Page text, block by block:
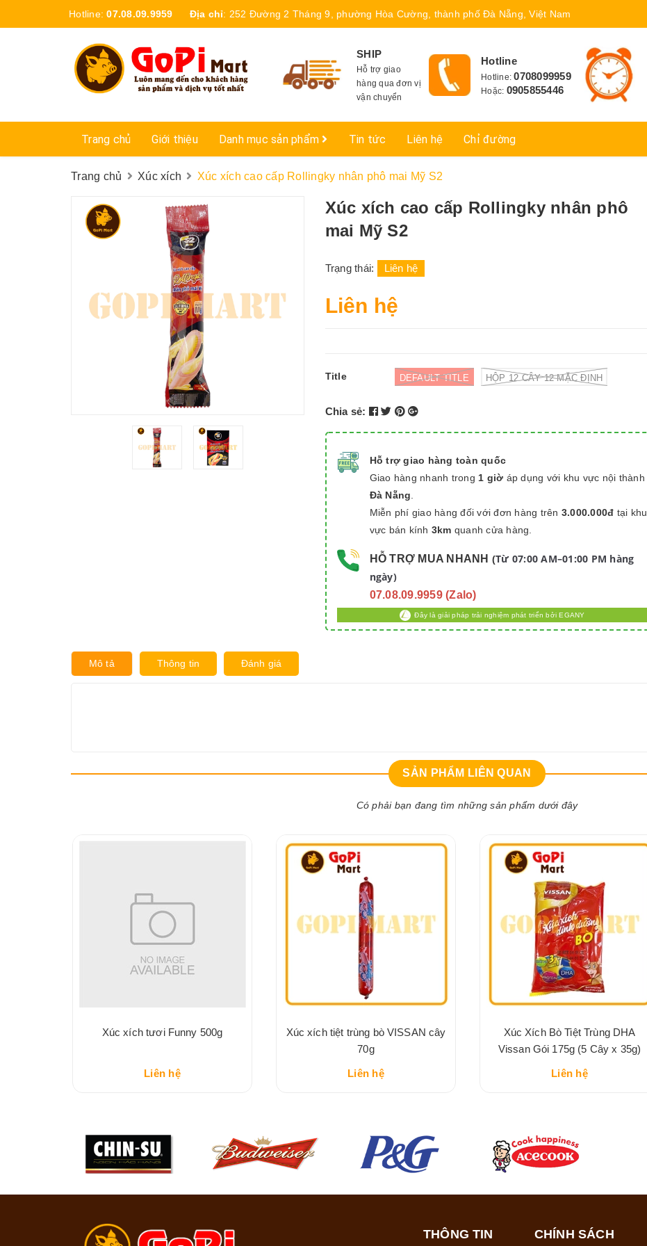
Hotline:07.08.09.9959 Địa chỉ: 252 Đường 2 Tháng 9, phường Hòa Cường, thành phố Đà Nẵng, Việt Nam
SHIP
Hỗ trợ giao
hàng qua đơn vị
vận chuyển
Hotline
Hotline:0708099959
Hoặc: 0905855446
Trang chủ Giới thiệu Danh mục sản phẩm Tin tức Liên hệ Chỉ đường
Trang chủ Xúc xích Xúc xích cao cấp Rollingky nhân phô mai Mỹ S2
Xúc xích cao cấp Rollingky nhân phô
mai Mỹ S2
Trạng thái: Liên hệ
Liên hệ
Title DEFAULT TITLE HỘP 12 CÂY 12 MẶC ĐỊNH
Chia sẻ:
Hỗ trợ giao hàng toàn quốc
Giao hàng nhanh trong 1 giờ áp dụng với khu vực nội thành
Đà Nẵng
Miễn phí giao hàng đối với đơn hàng trên 3.000.000đ tại khu
vực bán kính 3km quanh cửa hàng.
HỖ TRỢ MUA NHANH (Từ 07:00 AM–01:00 PM hàng
ngày)
07.08.09.9959 (Zalo)
Đây là giải pháp trải nghiệm phát triển bởi EGANY
Mô tả Thông tin Đánh giá
SẢN PHẨM LIÊN QUAN
Có phải bạn đang tìm những sản phẩm dưới đây
Xúc xích tươi Funny 500g
Liên hệ
Xúc xích tiệt trùng bò VISSAN cây
70g
Liên hệ
Xúc Xích Bò Tiệt Trùng DHA
Vissan Gói 175g (5 Cây x 35g)
Liên hệ
THÔNG TIN CHÍNH SÁCH